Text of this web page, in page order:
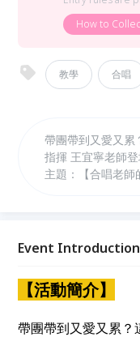
How to
教學 合唱
帶團帶到又愛又累
指揮 王宜寧老師
主題：【合唱老
全國特優，搭配活
課都能幫你找回方
Event Introduction
【活動簡介】
帶團帶到又愛又累？